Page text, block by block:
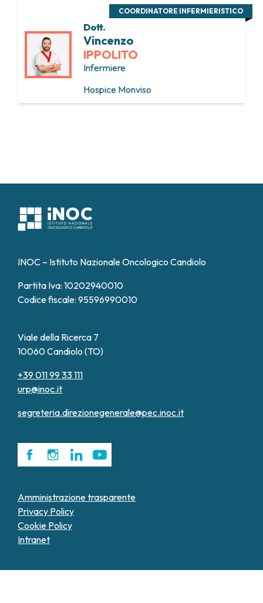
Dott.
Vincenzo
IPPOLITO
Infermiere
Hospice Monviso
COORDINATORE INFERMIERISTICO
INOC – Istituto Nazionale Oncologico Candiolo
Partita Iva: 10202940010
Codice fiscale: 95596990010
Viale della Ricerca 7
10060 Candiolo (TO)
+39 011 99 33 111
urp@inoc.it
segreteria.direzionegenerale@pec.inoc.it
Amministrazione trasparente
Privacy Policy
Cookie Policy
Intranet